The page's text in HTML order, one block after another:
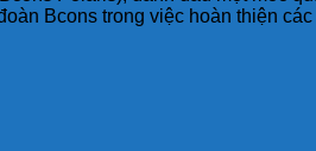
Bcons trong việc hoàn thiện